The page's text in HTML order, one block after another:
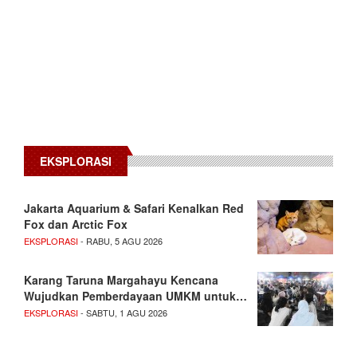
EKSPLORASI
Jakarta Aquarium & Safari Kenalkan Red
Fox dan Arctic Fox
EKSPLORASI- RABU, 5 AGU 2026
Karang Taruna Margahayu Kencana
Wujudkan Pemberdayaan UMKM untuk…
EKSPLORASI- SABTU, 1 AGU 2026